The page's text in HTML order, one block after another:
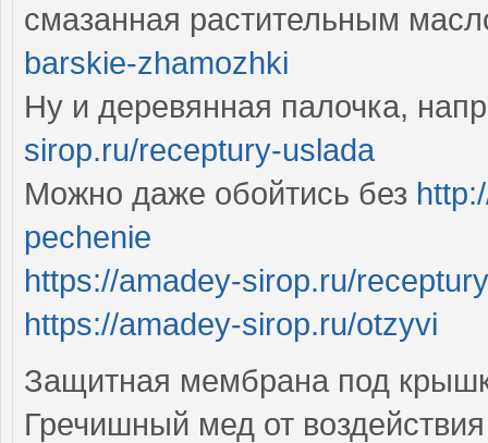
смазанная растительным
barskie-zhamozhki
Ну и деревянная палочка,
sirop.ru/receptury-uslada
Можно даже обойтись без
pechenie
https://amadey-sirop.ru/
https://amadey-sirop.ru/otzyvi
Защитная мембрана под
Гречишный мед от